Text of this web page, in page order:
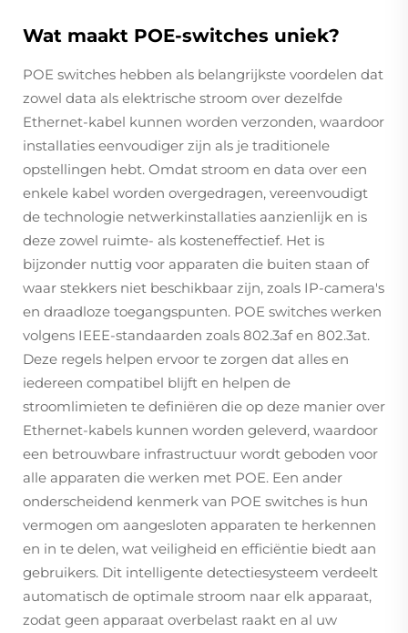
Wat maakt POE-switches uniek?
POE switches hebben als belangrijkste voordelen dat
zowel data als elektrische stroom over dezelfde
Ethernet-kabel kunnen worden verzonden, waardoor
installaties eenvoudiger zijn als je traditionele
opstellingen hebt. Omdat stroom en data over een
enkele kabel worden overgedragen, vereenvoudigt
de technologie netwerkinstallaties aanzienlijk en is
deze zowel ruimte- als kosteneffectief. Het is
bijzonder nuttig voor apparaten die buiten staan of
waar stekkers niet beschikbaar zijn, zoals IP-camera's
en draadloze toegangspunten. POE switches werken
volgens IEEE-standaarden zoals 802.3af en 802.3at.
Deze regels helpen ervoor te zorgen dat alles en
iedereen compatibel blijft en helpen de
stroomlimieten te definiëren die op deze manier over
Ethernet-kabels kunnen worden geleverd, waardoor
een betrouwbare infrastructuur wordt geboden voor
alle apparaten die werken met POE. Een ander
onderscheidend kenmerk van POE switches is hun
vermogen om aangesloten apparaten te herkennen
en in te delen, wat veiligheid en efficiëntie biedt aan
gebruikers. Dit intelligente detectiesysteem verdeelt
automatisch de optimale stroom naar elk apparaat,
zodat geen apparaat overbelast raakt en al uw